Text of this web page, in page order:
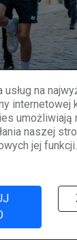
usług na
umożliwiają
naszej
jej funkcji.